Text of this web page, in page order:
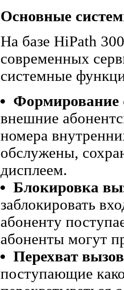
Основные
На базе HiPath
современных
системные
Формирование
внешние
номера
обслужены,
дисплеем.
Блокировка
заблокировать
абоненту
абоненты могут
Перехват
поступающие